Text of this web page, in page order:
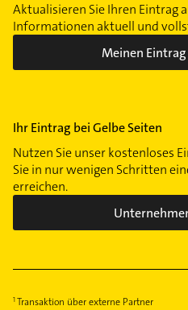
Aktualisieren Sie Ihren Eintrag
Informationen aktuell und
Meinen
Ihr Eintrag bei Gelbe Seiten
Nutzen Sie unser kostenloses
Sie in nur wenigen Schritten
erreichen.
Transaktion über externe Partner